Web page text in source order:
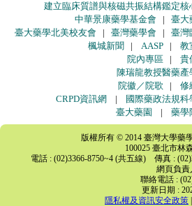
建立臨床質譜與核磁共振結構鑑定核
中華景康藥學基金會 | 臺大
臺大藥學北美校友會 | 臺灣藥學會 | 臺灣
楓城新聞 | AASP | 教
院內專區 | 貴
陳瑞龍教授醫藥產
院徽／院歌 | 修
CRPD資訊網 |
國際藥政法規科
臺大藥園
| 藥學
版權所有 © 2014 臺灣大學藥
100025 臺北市林
電話 : (02)3366-8750~4 (共五線) 傳真 :
網頁負責
聯絡電話 :
更新日期 :
隱私權及資訊安全政策